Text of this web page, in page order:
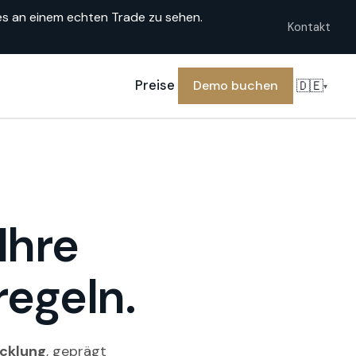
an einem echten Trade zu sehen.
Kontakt
Preise Demo buchen 🇩🇪▾
, geprägt